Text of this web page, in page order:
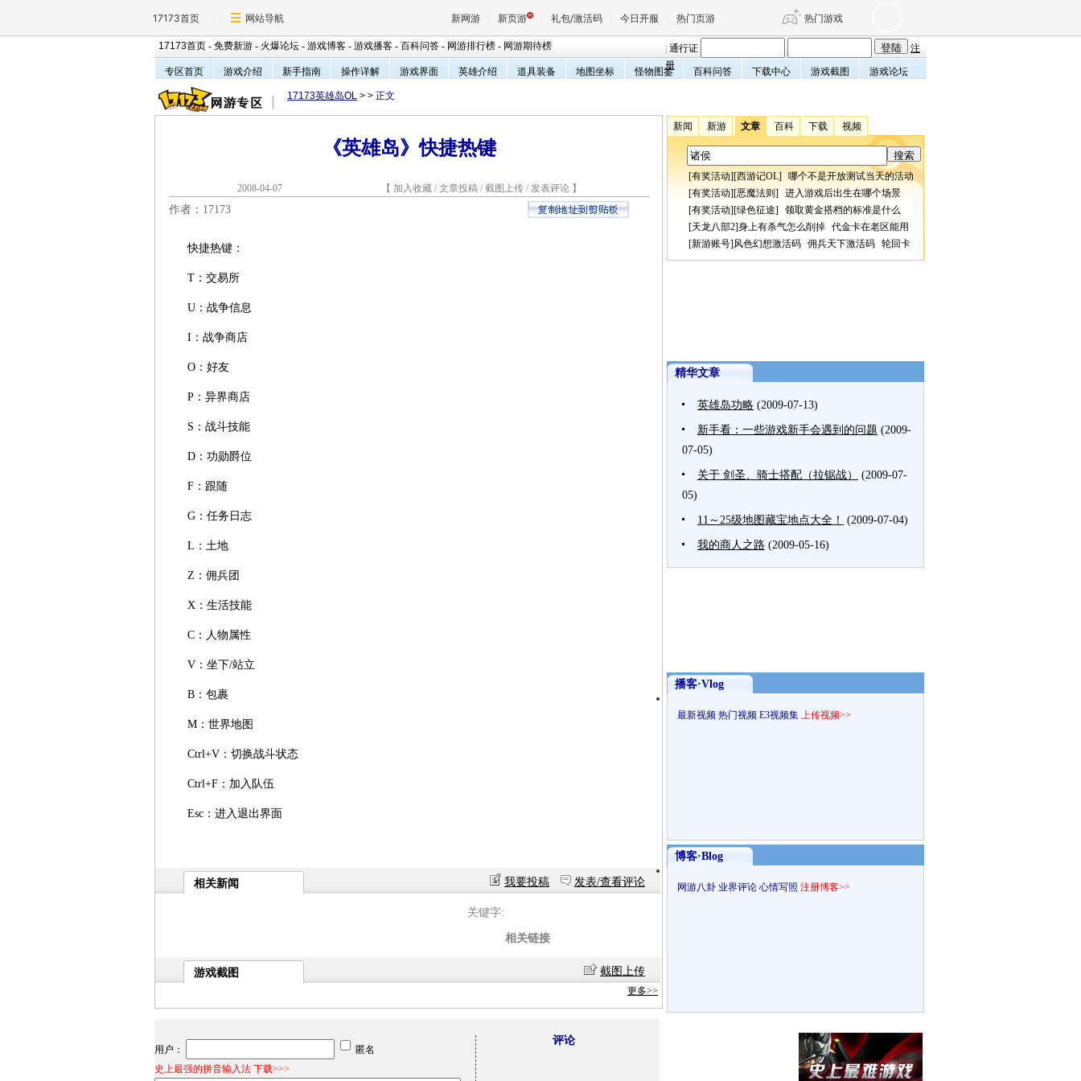
17173首页 网站导航 新网游 新页游 礼包/激活码 今日开服 热门页游 热门游戏
天堂 剑网3旗舰版 新天龙八部
王权与自由 诛仙世界 仙剑世界
17173首页 - 免费新游 - 火爆论坛 - 游戏博客 - 游戏播客 - 百科问答 - 网游排行榜 - 网游期待榜 通行证
注
册
专区首页 游戏介绍 新手指南 操作详解 游戏界面 英雄介绍 道具装备 地图坐标 怪物图鉴 百科问答 下载中心 游戏截图 游戏论坛
17173英雄岛OL > > 正文
《英雄岛》快捷热键
2008-04-07 【 加入收藏 / 文章投稿 / 截图上传 / 发表评论 】
作者：17173
快捷热键：
T：交易所
U：战争信息
I：战争商店
O：好友
P：异界商店
S：战斗技能
D：功勋爵位
F：跟随
G：任务日志
L：土地
Z：佣兵团
X：生活技能
C：人物属性
V：坐下/站立
B：包裹
M：世界地图
Ctrl+V：切换战斗状态
Ctrl+F：加入队伍
Esc：进入退出界面
相关新闻 我要投稿 发表/查看评论
关键字:
相关链接
游戏截图 截图上传
更多>>
用户：
匿名
史上最强的拼音输入法 下载>>>
评论
新闻 新游 文章 百科 下载 视频
[有奖活动][西游记OL] 哪个不是开放测试当天的活动
[有奖活动][恶魔法则 ] 进入游戏后出生在哪个场景
[有奖活动][绿色征途] 领取黄金搭档的标准是什么
[天龙八部2]身上有杀气怎么削掉 代金卡在老区能用
[新游账号]风色幻想激活码 佣兵天下激活码 轮回卡
精华文章
英雄岛功略 (2009-07-13)
新手看：一些游戏新手会遇到的问题 (2009-
07-05)
关于 剑圣、骑士搭配（拉锯战）
(2009-07-
05)
11～25级地图藏宝地点大全！ (2009-07-04)
我的商人之路 (2009-05-16)
播客·Vlog
最新视频 热门视频 E3视频集 上传视频>>
博客·Blog
网游八卦 业界评论 心情写照 注册博客>>